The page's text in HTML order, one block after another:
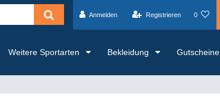
Anmelden Registrieren 0
Weitere Sportarten Bekleidung Gutscheine